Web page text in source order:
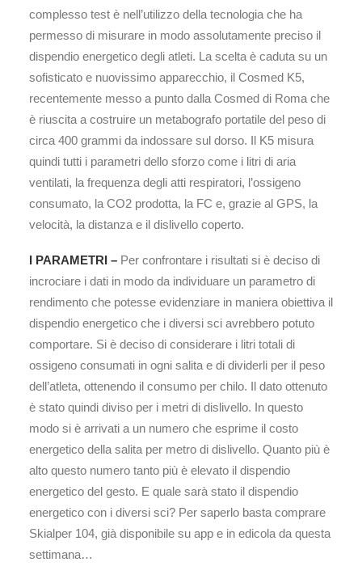
complesso test è nell’utilizzo della tecnologia che ha
permesso di misurare in modo assolutamente preciso il
dispendio energetico degli atleti. La scelta è caduta su un
sofisticato e nuovissimo apparecchio, il Cosmed K5,
recentemente messo a punto dalla Cosmed di Roma che
è riuscita a costruire un metabografo portatile del peso di
circa 400 grammi da indossare sul dorso. Il K5 misura
quindi tutti i parametri dello sforzo come i litri di aria
ventilati, la frequenza degli atti respiratori, l’ossigeno
consumato, la CO2 prodotta, la FC e, grazie al GPS, la
velocità, la distanza e il dislivello coperto.
I PARAMETRI – Per confrontare i risultati si è deciso di
incrociare i dati in modo da individuare un parametro di
rendimento che potesse evidenziare in maniera obiettiva il
dispendio energetico che i diversi sci avrebbero potuto
comportare. Si è deciso di considerare i litri totali di
ossigeno consumati in ogni salita e di dividerli per il peso
dell’atleta, ottenendo il consumo per chilo. Il dato ottenuto
è stato quindi diviso per i metri di dislivello. In questo
modo si è arrivati a un numero che esprime il costo
energetico della salita per metro di dislivello. Quanto più è
alto questo numero tanto più è elevato il dispendio
energetico del gesto. E quale sarà stato il dispendio
energetico con i diversi sci? Per saperlo basta comprare
Skialper 104, già disponibile su app e in edicola da questa
settimana…